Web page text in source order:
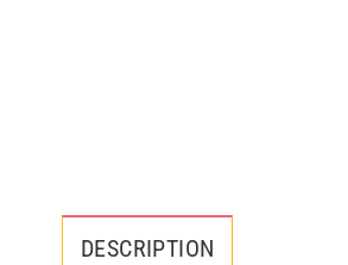
DESCRIPTION